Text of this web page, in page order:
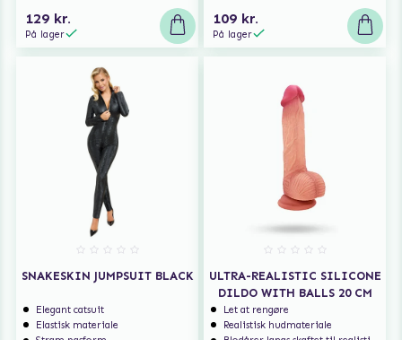
129 kr.
På lager
109 kr.
På lager
SNAKESKIN JUMPSUIT BLACK
Elegant catsuit
Elastisk materiale
ULTRA-REALISTIC SILICONE
DILDO WITH BALLS 20 CM
Let at rengøre
Realistisk hudmateriale